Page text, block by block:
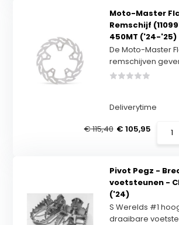
Moto-Master
Remschijf
450MT ('24-'25)
De Moto-Master
remschijven
Deliverytime
€ 115,40 € 105,95
Pivot Pegz -
voetsteunen -
('24)
S Werelds #1
draaibare